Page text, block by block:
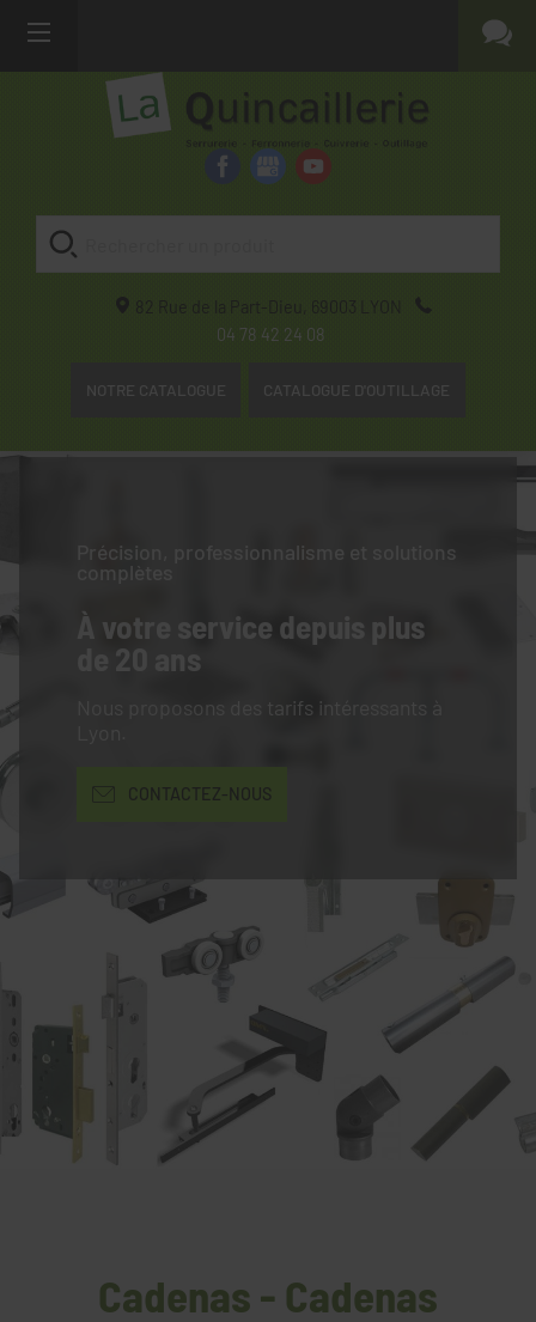
82 Rue de la Part-Dieu, 69003
LYON
04 78 42 24 08
NOTRE CATALOGUE CATALOGUE D'OUTILLAGE
Précision, professionnalisme et solutions
complètes
À votre service depuis plus
de 20 ans
Nous proposons des tarifs intéressants à
CONTACTEZ-NOUS
Cadenas - Cadenas